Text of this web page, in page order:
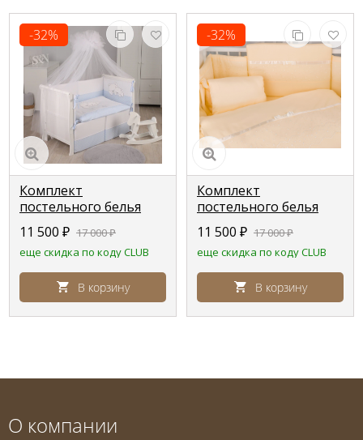
-32%
Комплект
постельного белья
Lepre Sweet bears ,
голубой в горошек,
расширенная
комплектация
11 500 ₽ 17 000₽
еще скидка по коду CLUB
В корзину
-32%
Комплект
постельного белья
Lepre Romantica
,кремовый,
расширенная
комплектация
11 500 ₽ 17 000₽
еще скидка по коду CLUB
В корзину
О компании